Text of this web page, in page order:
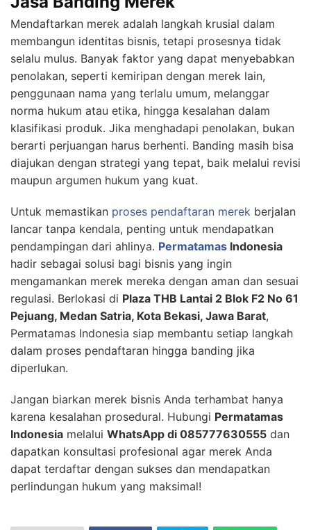
Mendaftarkan merek adalah langkah krusial dalam
membangun identitas bisnis, tetapi prosesnya tidak
selalu mulus. Banyak faktor yang dapat menyebabkan
penolakan, seperti kemiripan dengan merek lain,
penggunaan nama yang terlalu umum, melanggar
norma hukum atau etika, hingga kesalahan dalam
klasifikasi produk. Jika menghadapi penolakan, bukan
berarti perjuangan harus berhenti. Banding masih bisa
diajukan dengan strategi yang tepat, baik melalui revisi
maupun argumen hukum yang kuat.
Untuk memastikan proses pendaftaran merek berjalan
lancar tanpa kendala, penting untuk mendapatkan
pendampingan dari ahlinya. Permatamas Indonesia
hadir sebagai solusi bagi bisnis yang ingin
mengamankan merek mereka dengan aman dan sesuai
regulasi. Berlokasi di Plaza THB Lantai 2 Blok F2 No 61
Pejuang, Medan Satria, Kota Bekasi, Jawa Barat,
Permatamas Indonesia siap membantu setiap langkah
dalam proses pendaftaran hingga banding jika
diperlukan.
Jangan biarkan merek bisnis Anda terhambat hanya
karena kesalahan prosedural. Hubungi Permatamas
Indonesia melalui WhatsApp di 085777630555 dan
dapatkan konsultasi profesional agar merek Anda
dapat terdaftar dengan sukses dan mendapatkan
perlindungan hukum yang maksimal!